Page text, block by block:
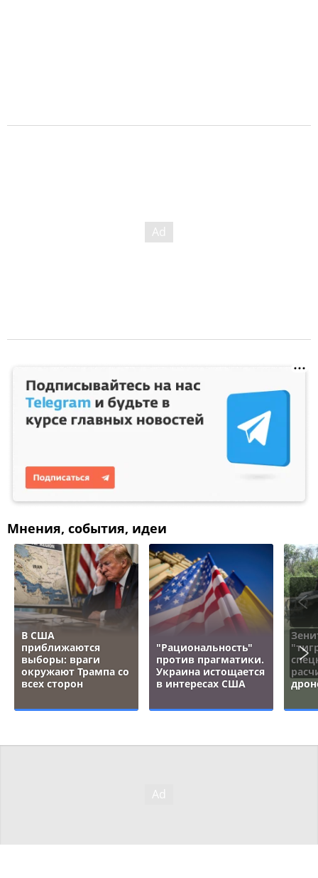
Мнения, события, идеи
В США
приближаются
выборы: враги
окружают Трампа со
всех сторон
"Рациональность"
против прагматики.
Украина истощается
в интересах США